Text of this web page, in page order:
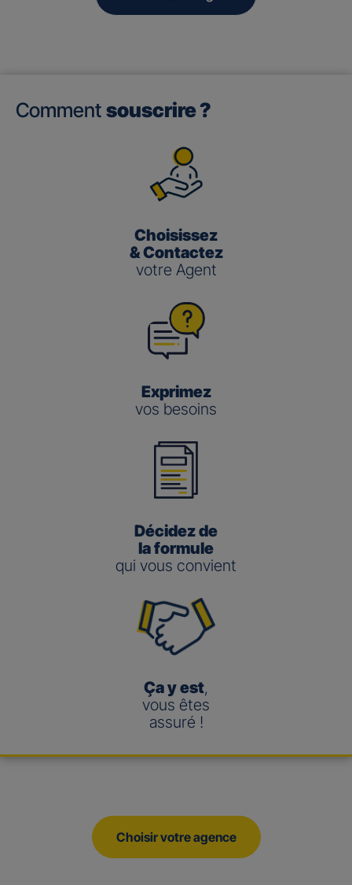
Comment souscrire ?
Choisissez
& Contactez
votre Agent
Exprimez
vos besoins
Décidez de
la formule
qui vous convient
Ça y est,
vous êtes
assuré !
Choisir votre agence